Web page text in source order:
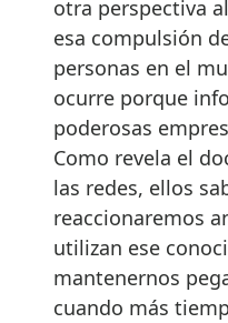
otra perspectiva
esa compulsión
personas en el
ocurre porque
poderosas
Como revela el
las redes, ellos
reaccionaremos
utilizan ese
mantenernos
cuando más